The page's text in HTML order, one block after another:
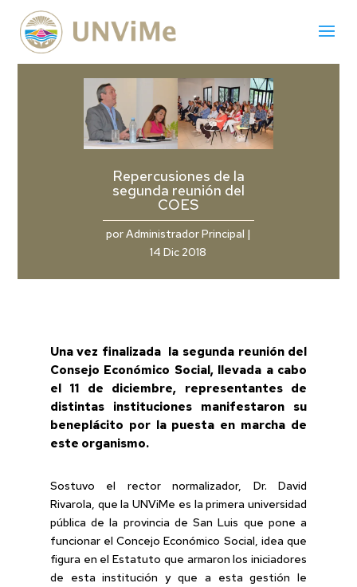
Repercusiones de la
segunda reunión del
COES
porAdministrador Principal |
14 Dic 2018
Una vez finalizada la segunda reunión del
Consejo Económico Social, llevada a cabo
el 11 de diciembre, representantes de
distintas instituciones manifestaron su
beneplácito por la puesta en marcha de
este organismo.
Sostuvo el rector normalizador, Dr. David
Rivarola, que la UNViMe es la primera universidad
pública de la provincia de San Luis que pone a
funcionar el Concejo Económico Social, idea que
figura en el Estatuto que armaron los iniciadores
de esta institución y que a esta gestión le